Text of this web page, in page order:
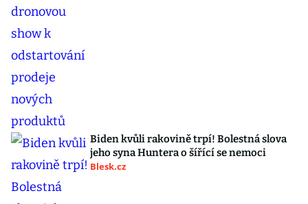
Biden kvůli rakovině trpí! Bolestná slova
jeho syna Huntera o šířící se nemoci
Blesk.cz